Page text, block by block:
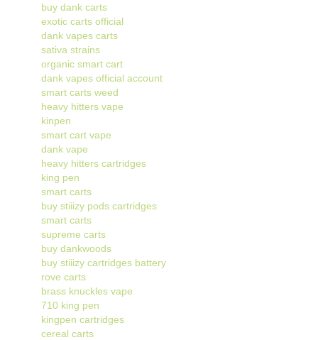
buy dank carts
exotic carts official
dank vapes carts
sativa strains
organic smart cart
dank vapes official account
smart carts weed
heavy hitters vape
kinpen
smart cart vape
dank vape
heavy hitters cartridges
king pen
smart carts
buy stiiizy pods cartridges
smart carts
supreme carts
buy dankwoods
buy stiiizy cartridges battery
rove carts
brass knuckles vape
710 king pen
kingpen cartridges
cereal carts